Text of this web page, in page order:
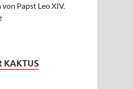
Papst Leo XIV.
KAKTUS